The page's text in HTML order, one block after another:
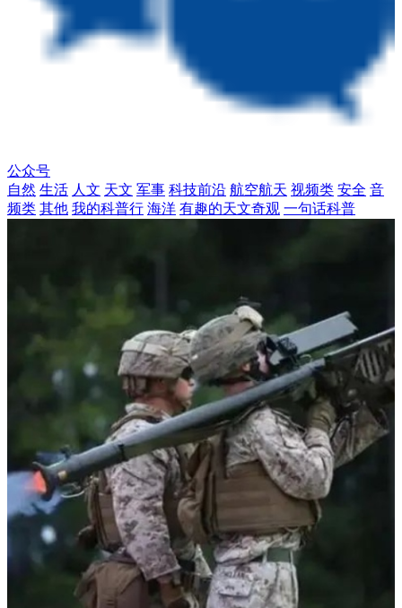
公众号
自然 生活 人文 天文 军事 科技前沿 航空航天 视频类 安全 音
频类 其他 我的科普行 海洋 有趣的天文奇观 一句话科普